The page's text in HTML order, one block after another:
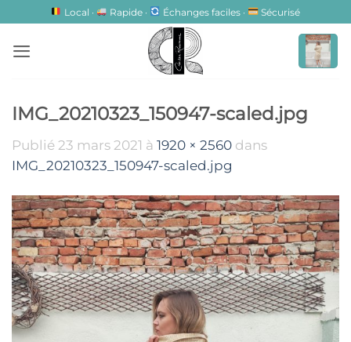
contenu
Local · Rapide · Échanges faciles · Sécurisé
IMG_20210323_150947-scaled.jpg
Publié 23 mars 2021 à 1920 × 2560 dans
IMG_20210323_150947-scaled.jpg